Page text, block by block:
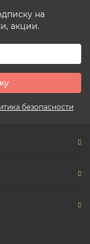
на
акции.
безопасности